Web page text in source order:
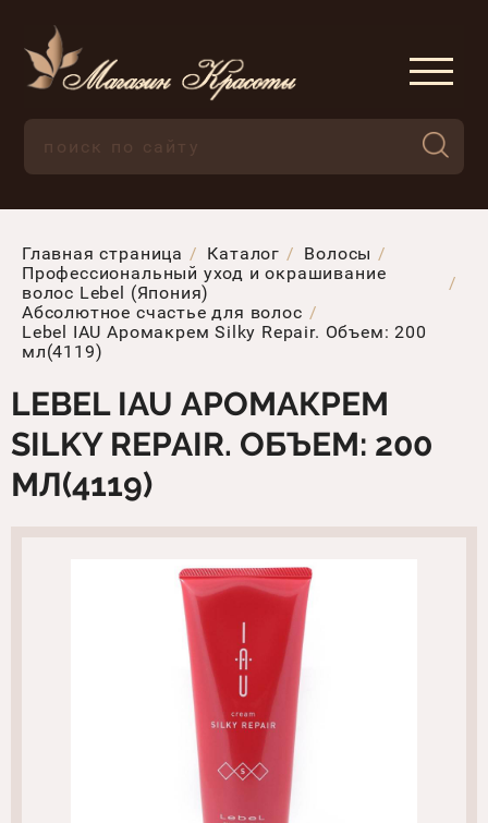
Главная страница Каталог
Волосы
Профессиональный уход и окрашивание
волос Lebel (Япония)
Абсолютное счастье для волос
Lebel IAU Аромакрем Silky Repair. Объем: 200
мл(4119)
LEBEL IAU АРОМАКРЕМ
SILKY REPAIR. ОБЪЕМ: 200
МЛ(4119)